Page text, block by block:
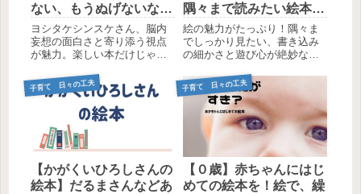
ない、もうぬげないなど
おすすめ11選
ヨシタケシンスケさん、脳内
妄想の面白さと寄り添う視点
が魅力。楽しい本だけじゃな
を持つ作家さん。
隅々まで読みたい絵本5
選
絵の魅力がたっぷり！隅々ま
でしっかり見たい、書き込み
の細かさと遊び心が絶妙なバ
が大好きなんです！
子育て 日々の工夫
【かがくいひろしさんの
絵本】だるまさんなどあ
子育て 日々の工夫
【０歳】赤ちゃんにはじ
めての絵本を！絵で、繰